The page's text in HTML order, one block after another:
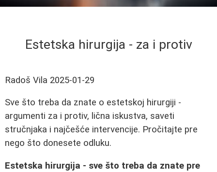
Estetska hirurgija - za i protiv
Radoš Vila 2025-01-29
Sve što treba da znate o estetskoj hirurgiji -
argumenti za i protiv, lična iskustva, saveti
stručnjaka i najčešće intervencije. Pročitajte pre
nego što donesete odluku.
Estetska hirurgija - sve što treba da znate pre